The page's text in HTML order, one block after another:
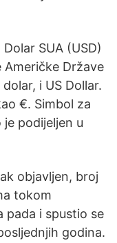
SUA (USD)
Američke Države
i US Dollar.
€. Simbol za
je podijeljen u
objavljen, broj
tokom
pada i spustio se
godina.